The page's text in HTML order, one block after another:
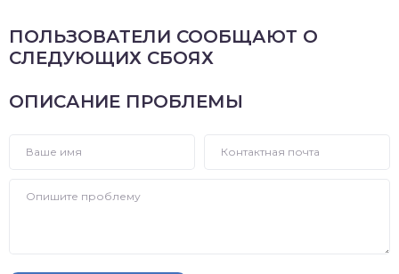
ПОЛЬЗОВАТЕЛИ СООБЩАЮТ О
СЛЕДУЮЩИХ СБОЯХ
ОПИСАНИЕ ПРОБЛЕМЫ